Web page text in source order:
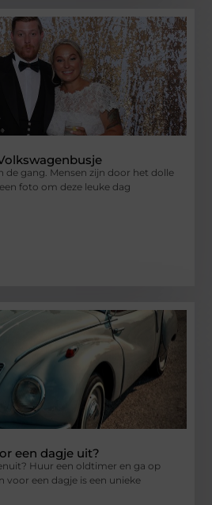
de gang. Mensen zijn door het dolle
foto om deze leuke dag
een dagje uit?
Huur een oldtimer en ga op
voor een dagje is een unieke